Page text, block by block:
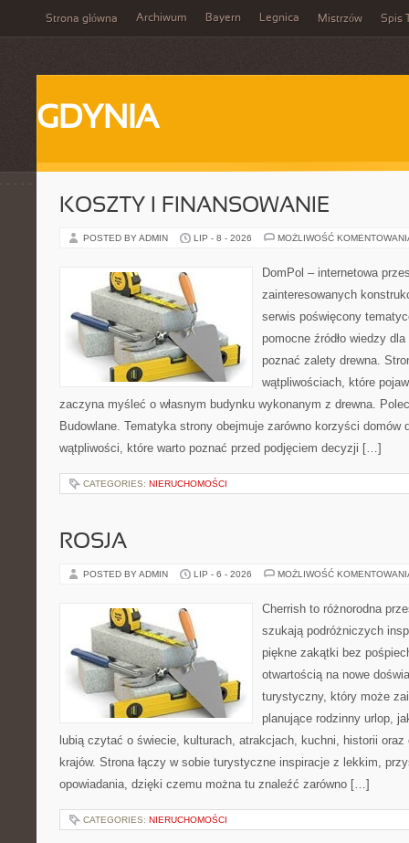
Strona główna Archiwum Bayern Legnica Mistrzów Spis
GDYNIA
KOSZTY I FINANSOWANIE
POSTED BY ADMIN LIP - 8 - 2026 MOŻLIWOŚĆ
DomPol – internetowa
zainteresowanych
serwis poświęcony
pomocne źródło wiedzy
poznać zalety drewna.
wątpliwościach, które
zaczyna myśleć o własnym budynku wykonanym z drewna.
Budowlane. Tematyka strony obejmuje zarówno korzyści domów
wątpliwości, które warto poznać przed podjęciem decyzji […]
CATEGORIES: NIERUCHOMOŚCI
ROSJA
POSTED BY ADMIN LIP - 6 - 2026 MOŻLIWOŚĆ
Cherrish to różnorodna
szukają podróżniczych
piękne zakątki bez
otwartością na nowe
turystyczny, który może
planujące rodzinny urlop,
lubią czytać o świecie, kulturach, atrakcjach, kuchni, historii
krajów. Strona łączy w sobie turystyczne inspiracje z lekkim,
opowiadania, dzięki czemu można tu znaleźć zarówno […]
CATEGORIES: NIERUCHOMOŚCI